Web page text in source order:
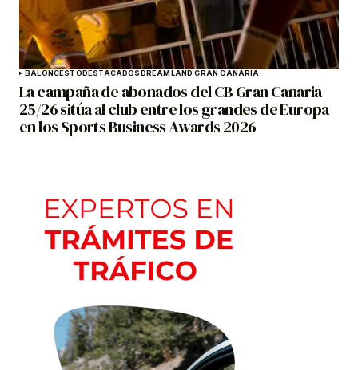
BALONCESTODESTACADOSDREAMLAND GRAN CANARIA
La campaña de abonados del CB Gran Canaria
25/26 sitúa al club entre los grandes de Europa
en los Sports Business Awards 2026